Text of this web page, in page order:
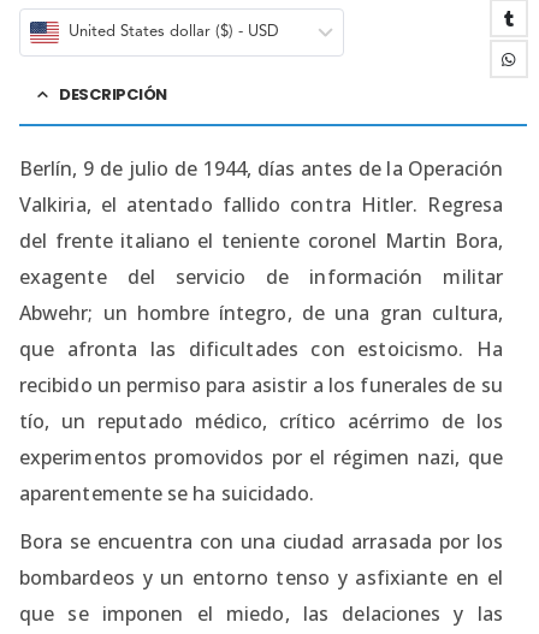
United States dollar ($) - USD
DESCRIPCIÓN
Berlín, 9 de julio de 1944, días antes de la Operación
Valkiria, el atentado fallido contra Hitler. Regresa
del frente italiano el teniente coronel Martin Bora,
exagente del servicio de información militar
Abwehr; un hombre íntegro, de una gran cultura,
que afronta las dificultades con estoicismo. Ha
recibido un permiso para asistir a los funerales de su
tío, un reputado médico, crítico acérrimo de los
experimentos promovidos por el régimen nazi, que
aparentemente se ha suicidado.
Bora se encuentra con una ciudad arrasada por los
bombardeos y un entorno tenso y asfixiante en el
que se imponen el miedo, las delaciones y las